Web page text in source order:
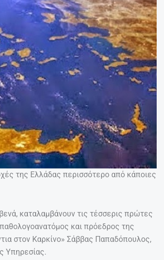
της Ελλάδας περισσότερο από κάποιες
καταλαμβάνουν τις τέσσερις πρώτες
και πρόεδρος της
στον Καρκίνο» Σάββας Παπαδόπουλος,
Υπηρεσίας.